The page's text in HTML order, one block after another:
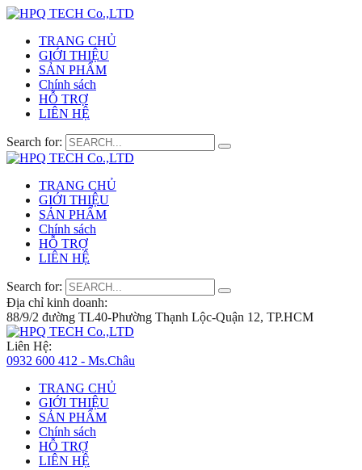
TRANG CHỦ
GIỚI THIỆU
SẢN PHẨM
Chính sách
HỖ TRỢ
LIÊN HỆ
Search for:
TRANG CHỦ
GIỚI THIỆU
SẢN PHẨM
Chính sách
HỖ TRỢ
LIÊN HỆ
Search for:
Địa chỉ kinh doanh:
88/9/2 đường TL40-Phường Thạnh Lộc-Quận 12, TP.HCM
Liên Hệ:
0932 600 412 - Ms.Châu
TRANG CHỦ
GIỚI THIỆU
SẢN PHẨM
Chính sách
HỖ TRỢ
LIÊN HỆ